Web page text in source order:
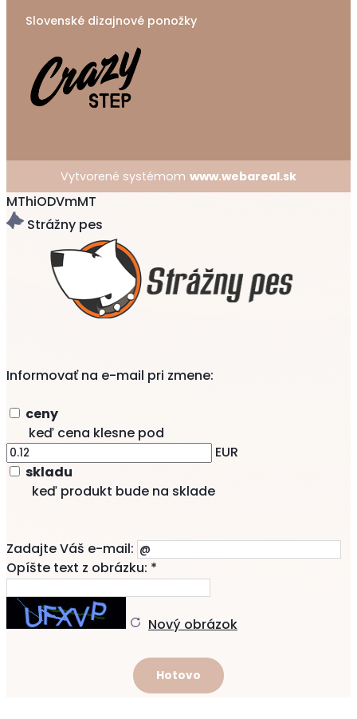
Slovenské dizajnové ponožky
Vytvorené systémom www.webareal.sk
MThiODVmMT
Strážny pes
Informovať na e-mail pri zmene:
ceny
keď cena klesne pod
EUR
skladu
keď produkt bude na sklade
Zadajte Váš e-mail:
Opíšte text z obrázku: *
Nový obrázok